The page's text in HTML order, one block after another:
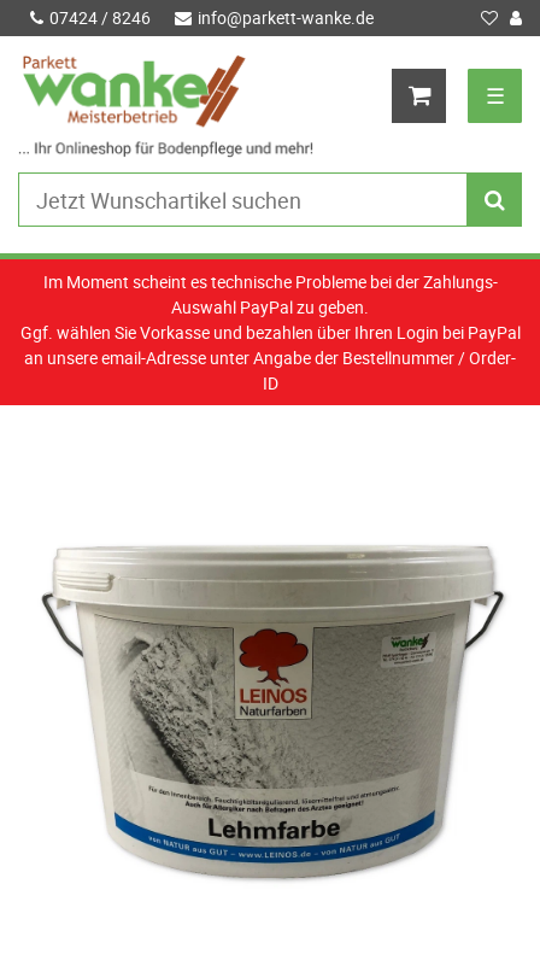
07424 / 8246 info@parkett-wanke.de
☰
Im Moment scheint es technische Probleme bei der Zahlungs-
Auswahl PayPal zu geben.
Ggf. wählen Sie Vorkasse und bezahlen über Ihren Login bei PayPal
an unsere email-Adresse unter Angabe der Bestellnummer / Order-
ID